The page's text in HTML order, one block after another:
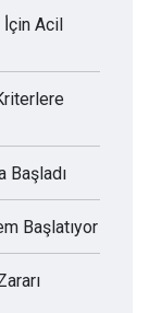
İ̇çin Acil
Başladı
Başlatıyor